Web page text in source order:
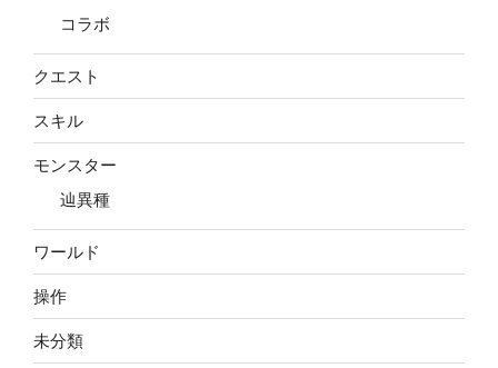
コラボ
クエスト
スキル
モンスター
辿異種
ワールド
操作
未分類